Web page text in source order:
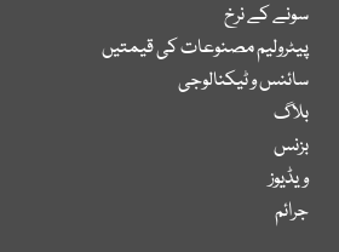
سونے کے نرخ
پیٹرولیم مصنوعات کی قیمتیں
سائنس و ٹیکنالوجی
بلاگ
بزنس
ویڈیوز
جرائم